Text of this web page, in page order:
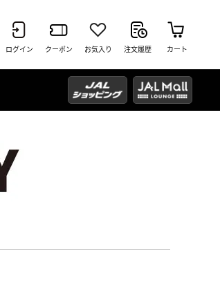
ログイン クーポン お気入り 注文履歴 カート